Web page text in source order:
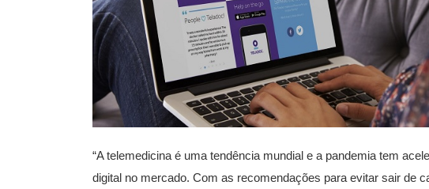
“A telemedicina é uma tendência mundial e a pandemia tem
digital no mercado. Com as recomendações para evitar sair de